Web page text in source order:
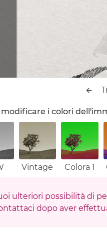
i colori
Vintage Colora 1
ulteriori possibilità di
dopo aver